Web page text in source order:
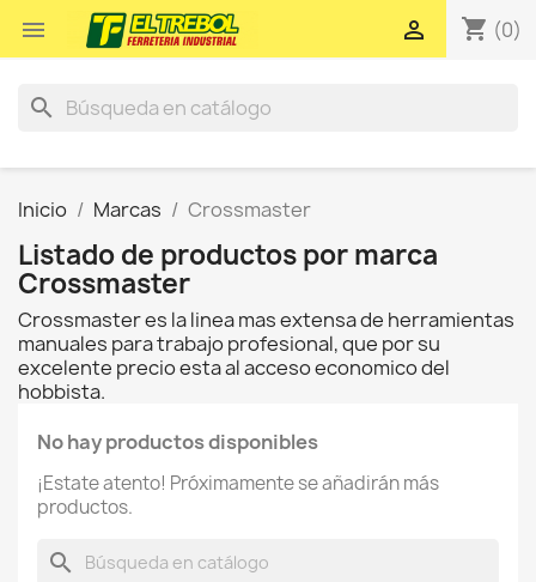
 shopping_cart (0)

search
Inicio Marcas Crossmaster
Listado de productos por marca
Crossmaster
Crossmaster es la linea mas extensa de herramientas
manuales para trabajo profesional, que por su
excelente precio esta al acceso economico del
hobbista.
No hay productos disponibles
¡Estate atento! Próximamente se añadirán más
productos.
search